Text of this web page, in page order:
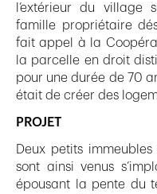
l’extérieur du village
famille propriétaire
fait appel à la
la parcelle en droit
pour une durée de 70
était de créer des
PROJET
Deux petits
sont ainsi venus
épousant la pente du